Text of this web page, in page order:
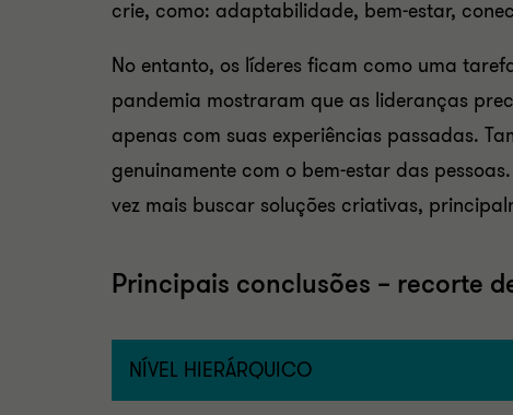
crie, como: adaptabilidade, bem-estar,
No entanto, os líderes ficam como uma
pandemia mostraram que as lideranças
apenas com suas experiências passadas.
genuinamente com o bem-estar das
vez mais buscar soluções criativas,
Principais conclusões – recorte
NÍVEL HIERÁRQUICO